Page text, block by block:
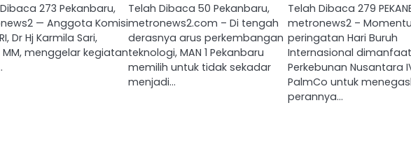
273 Pekanbaru,
— Anggota Komisi
Dr Hj Karmila Sari,
MM, menggelar kegiatan
Telah Dibaca 50 Pekanbaru,
metronews2.com – Di tengah
derasnya arus perkembangan
teknologi, MAN 1 Pekanbaru
memilih untuk tidak sekadar
menjadi…
Telah Dibaca 279
metronews2 –
peringatan Hari Buruh
Internasional
Perkebunan Nusantara
PalmCo untuk
perannya…